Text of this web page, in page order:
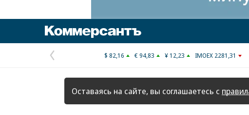
Предыдущая
страница
$ 82,16 € 94,83 ¥ 12,23 IMOEX 2281,31
Оставаясь на сайте, вы соглашаетесь с